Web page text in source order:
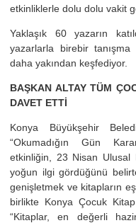
etkinliklerle dolu dolu vakit
Yaklaşık 60 yazarın
yazarlarla birebir tanışma
daha yakından keşfediyor.
BAŞKAN ALTAY TÜM
DAVET ETTİ
Konya Büyükşehir
“Okumadığın Gün
etkinliğin, 23 Nisan Ulusal
yoğun ilgi gördüğünü
genişletmek ve kitapların
birlikte Konya Çocuk
“Kitaplar, en değerli